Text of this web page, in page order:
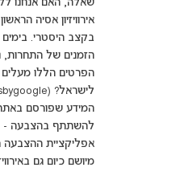
אירוויזיון אסיה
בקצב היסטרי.
הזמנים של
להשתתף בהצבעה -
אפליקציית ההצבעה
מיושם כיום גם